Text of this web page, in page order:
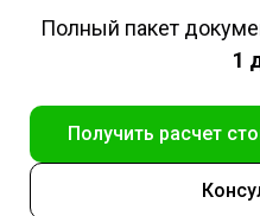
Полный пакет
1
Получить расчет